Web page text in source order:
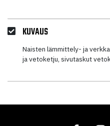
KUVAUS
Naisten lämmittely- ja
ja vetoketju, sivutaskut